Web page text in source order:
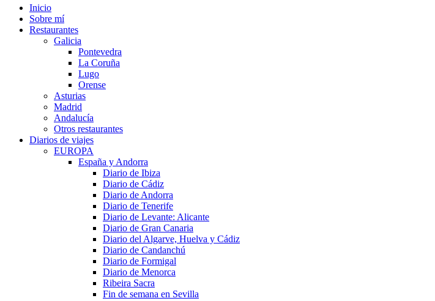
Inicio
Sobre mí
Restaurantes
Galicia
Pontevedra
La Coruña
Lugo
Orense
Asturias
Madrid
Andalucía
Otros restaurantes
Diarios de viajes
EUROPA
España y Andorra
Diario de Ibiza
Diario de Cádiz
Diario de Andorra
Diario de Tenerife
Diario de Levante: Alicante
Diario de Gran Canaria
Diario del Algarve, Huelva y Cádiz
Diario de Candanchú
Diario de Formigal
Diario de Menorca
Ribeira Sacra
Fin de semana en Sevilla